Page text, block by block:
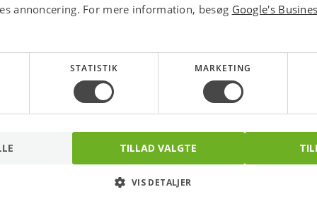
annoncering. For mere information, besøg Google's
STATISTIK MARKETING
TILLAD VALGTE
VIS DETALJER